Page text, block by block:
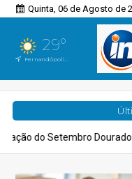
Quinta, 06 de Agosto de
29°
Fernandópolis, SP
Geral Ciclo de